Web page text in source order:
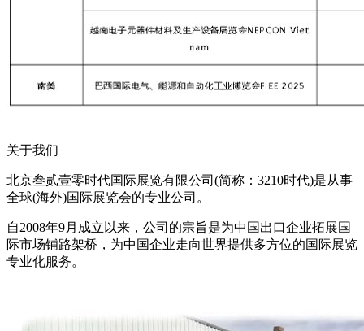
关于我们
北京叁贰壹零时代国际展览有限公司(简称：3210时代)是从事
全球(海外)国际展览会的专业公司。
自2008年9月成立以来，公司的宗旨是为中国出口企业拓展国
际市场铺路架桥，为中国企业走向世界提供多方位的国际展览
专业化服务。